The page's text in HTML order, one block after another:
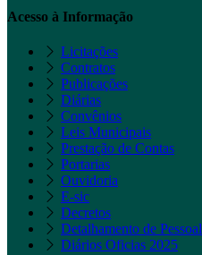
Acesso à Informação
Licitações
Contratos
Publicações
Diárias
Convênios
Leis Municipais
Prestação de Contas
Portarias
Ouvidoria
E-sic
Decretos
Detalhamento de Pessoal
Diários Oficias 2025